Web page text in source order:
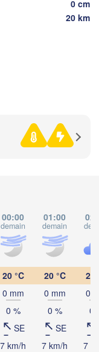
0 cm
20 km
00:00
demain
01:00
demain
20 °C
0 mm
0 %
SE
7 km/h
20 °C
0 mm
0 %
SE
7 km/h
20
0
0
7
Београд
(Beograd)
Скопје
(Skopje)
ALBANIE
MACÉDOINE
DU NORD
Λάρισα
(Larissa)